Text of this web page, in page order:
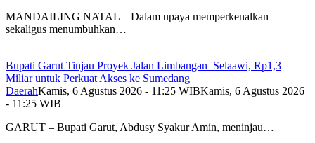
MANDAILING NATAL – Dalam upaya memperkenalkan
sekaligus menumbuhkan…
Bupati Garut Tinjau Proyek Jalan Limbangan–Selaawi, Rp1,3
Miliar untuk Perkuat Akses ke Sumedang
DaerahKamis, 6 Agustus 2026 - 11:25 WIBKamis, 6 Agustus 2026
- 11:25 WIB
GARUT – Bupati Garut, Abdusy Syakur Amin, meninjau…